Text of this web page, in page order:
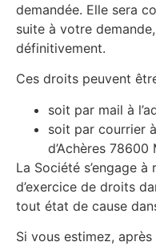
demandée. Elle sera
suite à votre
définitivement.
Ces droits peuvent
soit par mail à
soit par courrier
d’Achères
La Société s’engage
d’exercice de droits
tout état de cause
Si vous estimez,